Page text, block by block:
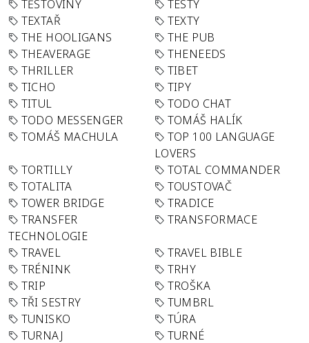
TĚSTOVINY
TESTY
TEXTAŘ
TEXTY
THE HOOLIGANS
THE PUB
THEAVERAGE
THENEEDS
THRILLER
TIBET
TICHO
TIPY
TITUL
TODO CHAT
TODO MESSENGER
TOMÁŠ HALÍK
TOMÁŠ MACHULA
TOP 100 LANGUAGE
LOVERS
TORTILLY
TOTAL COMMANDER
TOTALITA
TOUSTOVAČ
TOWER BRIDGE
TRADICE
TRANSFER
TECHNOLOGIE
TRANSFORMACE
TRAVEL
TRAVEL BIBLE
TRÉNINK
TRHY
TRIP
TROŠKA
TŘI SESTRY
TUMBRL
TUNISKO
TÚRA
TURNAJ
TURNÉ